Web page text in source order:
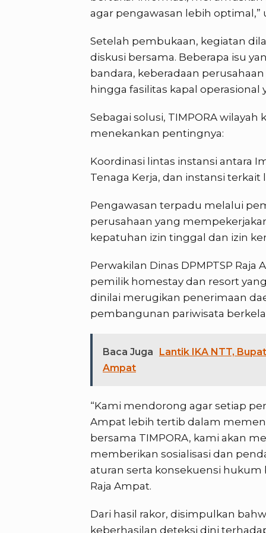
agar pengawasan lebih optimal,”
Setelah pembukaan, kegiatan
diskusi bersama. Beberapa isu
bandara, keberadaan
hingga fasilitas kapal operasional
Sebagai solusi, TIMPORA wilayah
menekankan pentingnya:
Koordinasi lintas instansi antara
Tenaga Kerja, dan instansi terkait
Pengawasan terpadu melalui
perusahaan yang
kepatuhan izin tinggal dan izin
Perwakilan Dinas DPMPTSP
pemilik homestay dan resort
dinilai merugikan penerimaan
pembangunan pariwisata
Baca Juga
Lantik IKA NTT,
Ampat
“Kami mendorong agar setiap
Ampat lebih tertib dalam
bersama TIMPORA, kami akan
memberikan sosialisasi dan
aturan serta konsekuensi hukum
Raja Ampat.
Dari hasil rakor, disimpulkan
keberhasilan deteksi dini